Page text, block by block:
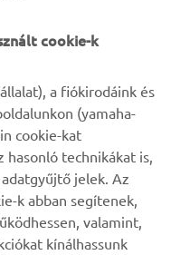
cookie-k
a fiókirodáink és
(yamaha-
cookie-kat
hasonló technikákat is,
jelek. Az
k abban segítenek,
valamint,
kínálhassunk